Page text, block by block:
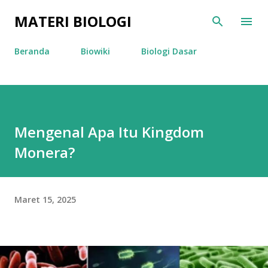
Langsung ke konten utama
MATERI BIOLOGI
Beranda Biowiki Biologi Dasar
Mengenal Apa Itu Kingdom
Monera?
Maret 15, 2025